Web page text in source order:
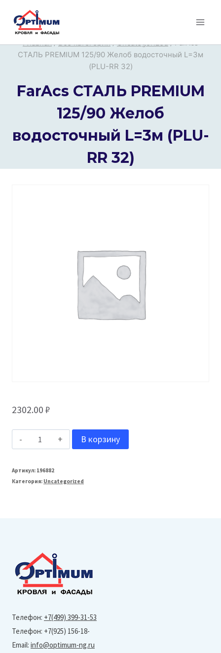
Перейти
Главная / Все категории / Uncategorized / FarAcs
СТАЛЬ PREMIUM 125/90 Желоб водосточный L=3м
(PLU-RR 32)
FarAcs СТАЛЬ PREMIUM
125/90 Желоб
водосточный L=3м (PLU-
RR 32)
2302.00 ₽
Количество
FarAcs
СТАЛЬ
L=3м
(PLU-
RR
В корзину
Артикул: 196882
Категория: Uncategorized
Телефон: +7(499) 399-31-53
Телефон: +7(925) 156-18-
Email: info@optimum-ng.ru